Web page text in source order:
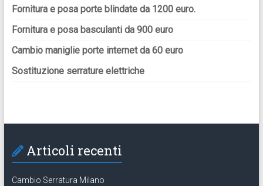
Fornitura e posa porte blindate da 1200 euro.
Fornitura e posa basculanti da 900 euro
Cambio maniglie porte internet da 60 euro
Sostituzione serrature elettriche
Articoli recenti
Cambio Serratura Milano